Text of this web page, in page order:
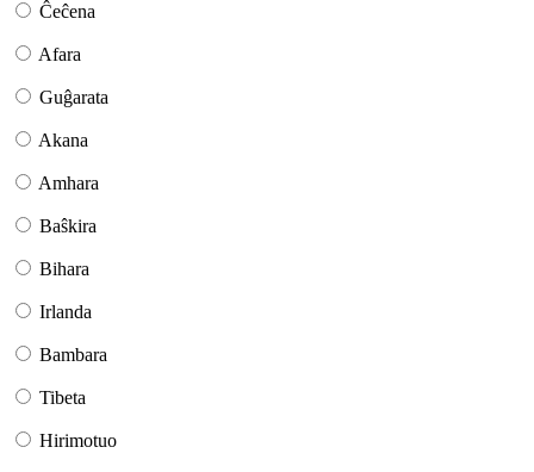
Ĉeĉena
Afara
Guĝarata
Akana
Amhara
Baŝkira
Bihara
Irlanda
Bambara
Tibeta
Hirimotuo